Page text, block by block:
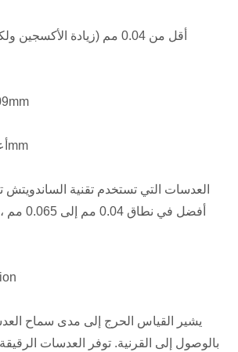
Thick: أعلى من 0. 09mm
أفضل في
بالوصول إلى القرنية. توفر العدسات